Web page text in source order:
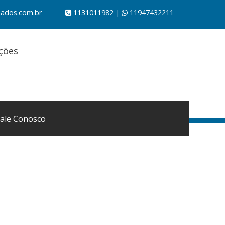
1131011982 | 11947432211
Conosco